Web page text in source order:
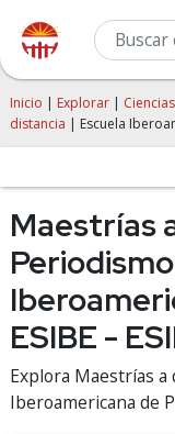
Inicio | Explorar |
distancia | Escuela
Maestrías
ESIBE -
Explora Maestrías a
Iberoamericana de